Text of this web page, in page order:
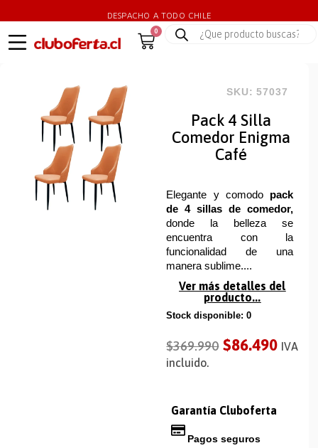
DESPACHO A TODO CHILE
0
SKU: 57037
Pack 4 Silla
Comedor Enigma
Café
Elegante y comodo pack
de 4 sillas de comedor,
donde la belleza se
encuentra con la
funcionalidad de una
manera sublime....
Ver más detalles del
producto...
Stock disponible: 0
$369.990 $86.490 IVA
incluido.
Garantía Cluboferta
Pagos seguros